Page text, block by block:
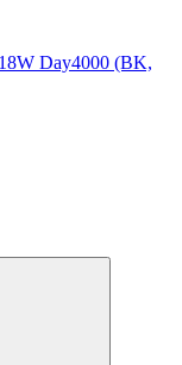
Day4000 (BK,